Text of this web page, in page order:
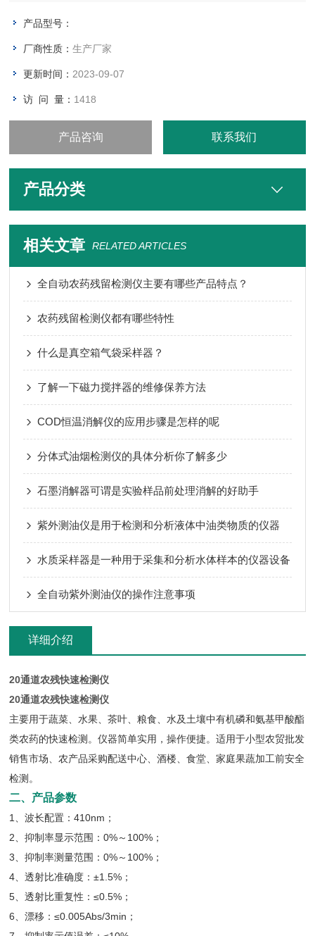
产品型号：
厂商性质：生产厂家
更新时间： 2023-09-07
访 问 量： 1418
产品咨询 联系我们
产品分类
相关文章 RELATED ARTICLES
全自动农药残留检测仪主要有哪些产品特点？
农药残留检测仪都有哪些特性
什么是真空箱气袋采样器？
了解一下磁力搅拌器的维修保养方法
COD恒温消解仪的应用步骤是怎样的呢
分体式油烟检测仪的具体分析你了解多少
石墨消解器可谓是实验样品前处理消解的好助手
紫外测油仪是用于检测和分析液体中油类物质的仪器
水质采样器是一种用于采集和分析水体样本的仪器设备
全自动紫外测油仪的操作注意事项
详细介绍
20通道农残快速检测仪
20通道农残快速检测仪
主要用于蔬菜、水果、茶叶、粮食、水及土壤中有机磷和氨基甲酸酯
类农药的快速检测。仪器简单实用，操作便捷。适用于小型农贸批发
销售市场、农产品采购配送中心、酒楼、食堂、家庭果蔬加工前安全
检测。
二、产品参数
1、波长配置：410nm；
2、抑制率显示范围：0%～100%；
3、抑制率测量范围：0%～100%；
4、透射比准确度：±1.5%；
5、透射比重复性：≤0.5%；
6、漂移：≤0.005Abs/3min；